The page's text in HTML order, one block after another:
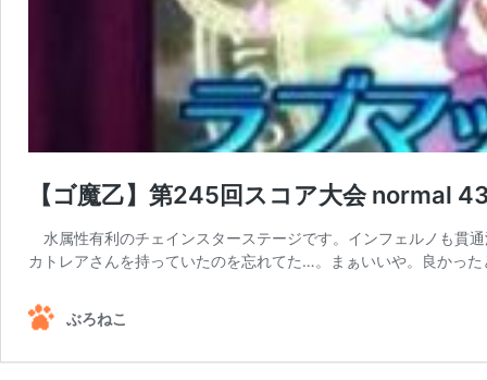
【ゴ魔乙】第245回スコア大会 normal
水属性有利のチェインスターステージです。インフェルノも貫
カトレアさんを持っていたのを忘れてた…。まぁいいや。良かっ
ぶろねこ